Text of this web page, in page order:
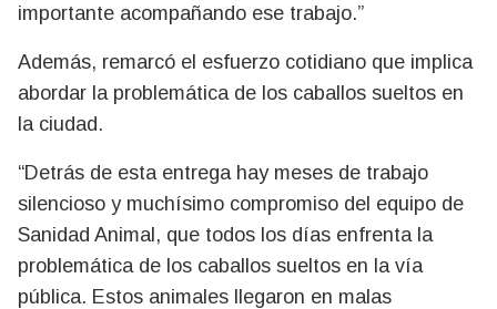
importante acompañando ese trabajo.”
Además, remarcó el esfuerzo cotidiano que implica
abordar la problemática de los caballos sueltos en
la ciudad.
“Detrás de esta entrega hay meses de trabajo
silencioso y muchísimo compromiso del equipo de
Sanidad Animal, que todos los días enfrenta la
problemática de los caballos sueltos en la vía
pública. Estos animales llegaron en malas